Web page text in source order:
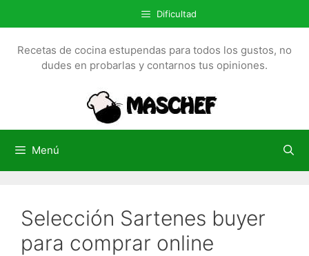
a
l
Dificultad
Recetas de cocina estupendas para todos los gustos, no
dudes en probarlas y contarnos tus opiniones.
Menú
Selección Sartenes buyer
para comprar online